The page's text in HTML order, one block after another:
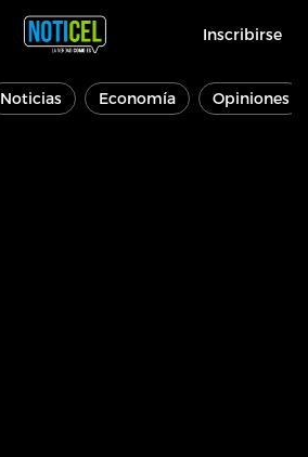
Inscribirse
Noticias Economía Opiniones